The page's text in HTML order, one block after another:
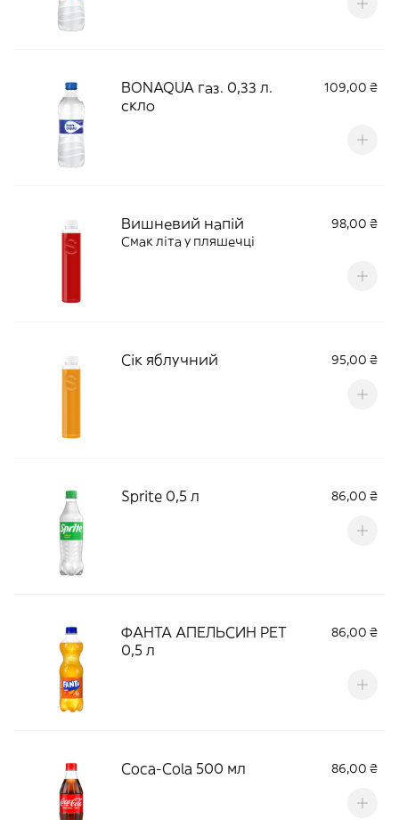
BONAQUA газ. 0,33 л.
скло
109,00 ₴
Вишневий напій
98,00 ₴
Смак літа у пляшечці
Сік яблучний 95,00 ₴
Sprite 0,5 л 86,00 ₴
ФАНТА АПЕЛЬСИН РЕТ
0,5 л
86,00 ₴
Coca-Cola 500 мл 86,00 ₴